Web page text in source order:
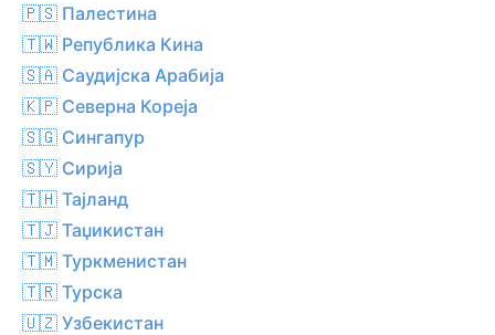
🇵🇸 Палестина
🇹🇼 Република Кина
🇸🇦 Саудијска Арабија
🇰🇵 Северна Кореја
🇸🇬 Сингапур
🇸🇾 Сирија
🇹🇭 Тајланд
🇹🇯 Таџикистан
🇹🇲 Туркменистан
🇹🇷 Турска
🇺🇿 Узбекистан